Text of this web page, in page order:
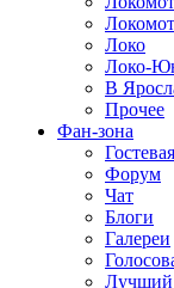
Локо
Локо-
В
Прочее
Фан-зона
Гостевая
Форум
Чат
Блоги
Галереи
Лучший